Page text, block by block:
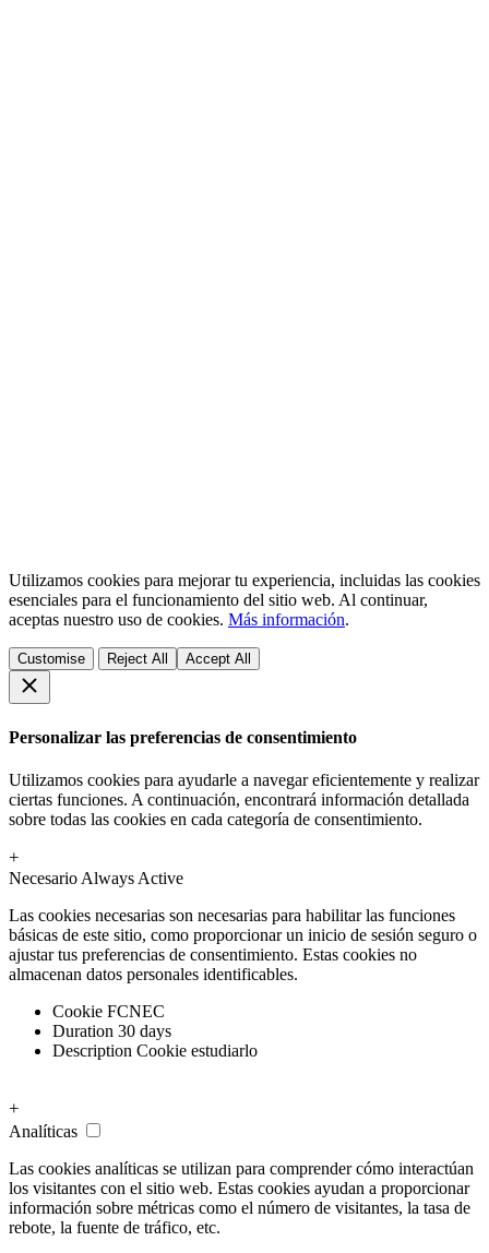
Utilizamos cookies para mejorar tu experiencia, incluidas las cookies
esenciales para el funcionamiento del sitio web. Al continuar,
aceptas nuestro uso de cookies. Más información.
Customise Reject All Accept All
Personalizar las preferencias de consentimiento
Utilizamos cookies para ayudarle a navegar eficientemente y realizar
ciertas funciones. A continuación, encontrará información detallada
sobre todas las cookies en cada categoría de consentimiento.
+
Necesario Always Active
Las cookies necesarias son necesarias para habilitar las funciones
básicas de este sitio, como proporcionar un inicio de sesión seguro o
ajustar tus preferencias de consentimiento. Estas cookies no
almacenan datos personales identificables.
Cookie FCNEC
Duration 30 days
Description Cookie estudiarlo
+
Analíticas
Las cookies analíticas se utilizan para comprender cómo interactúan
los visitantes con el sitio web. Estas cookies ayudan a proporcionar
información sobre métricas como el número de visitantes, la tasa de
rebote, la fuente de tráfico, etc.